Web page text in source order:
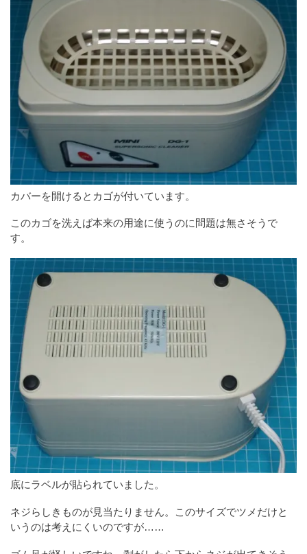
カバーを開けるとカゴが付いています。
このカゴを洗えば本来の用途に使うのに問題は無さそうで
す。
底にラベルが貼られていました。
ネジらしきものが見当たりません。このサイズでツメだけと
いうのは考えにくいのですが……